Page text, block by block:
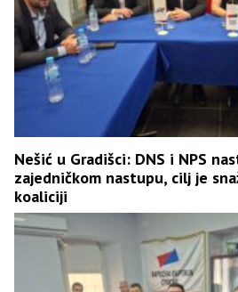
Nešić u Gradišci: DNS i NPS
zajedničkom nastupu, cilj je
koaliciji